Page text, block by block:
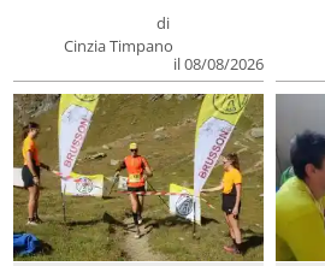
di
Cinzia Timpano
il 08/08/2026